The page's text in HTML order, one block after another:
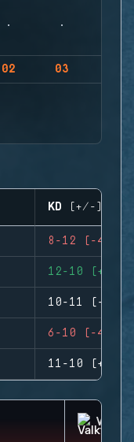
02 03
KD (+/-)
8-12 (-4)
12-10 (+2)
10-11 (-1)
6-10 (-4)
11-10 (+1)